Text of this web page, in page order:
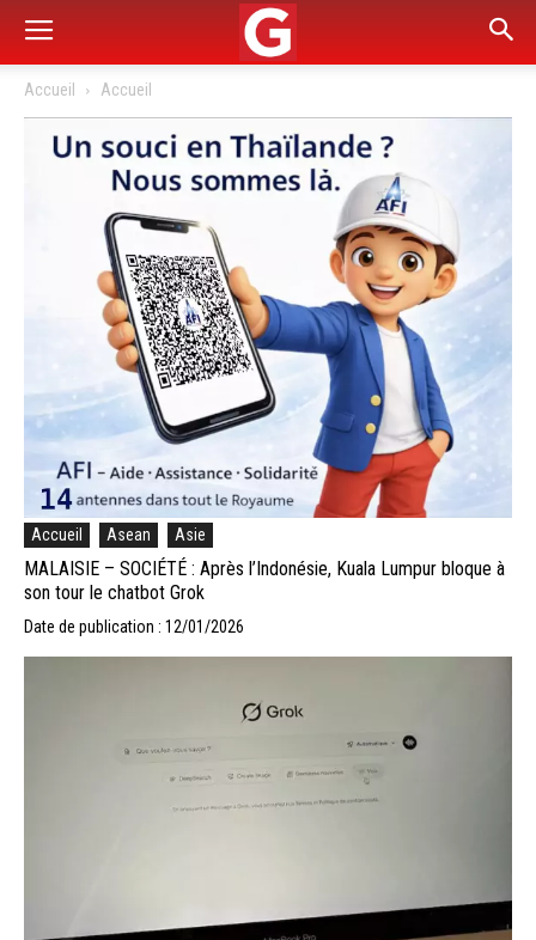
Accueil Accueil
Accueil Asean Asie
MALAISIE – SOCIÉTÉ : Après l’Indonésie, Kuala Lumpur bloque à
son tour le chatbot Grok
Date de publication : 12/01/2026